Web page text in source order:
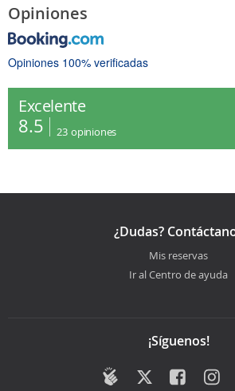
Opiniones
Opiniones 100% verificadas
Excelente
8.5 23 opiniones
¿Dudas?
Mis reservas
Ir al Centro de ayuda
¡Síguenos!